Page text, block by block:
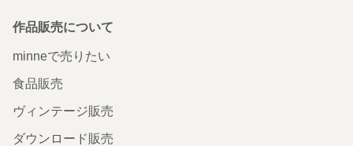
作品販売について
minneで売りたい
食品販売
ヴィンテージ販売
ダウンロード販売